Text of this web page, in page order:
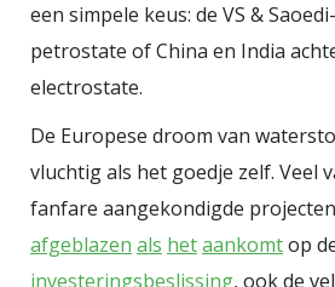
instance.
een simpele keus: de VS &
petrostate of China en India
electrostate.
De Europese droom van
vluchtig als het goedje zelf. Veel
fanfare aangekondigde
afgeblazen als hetaankomtop
investeringsbeslissing, ook de